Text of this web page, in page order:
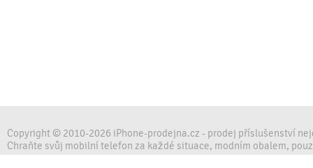
Copyright © 2010-2026 iPhone-prodejna.cz - prodej příslušenství
Chraňte svůj mobilní telefon za každé situace, modním obalem,